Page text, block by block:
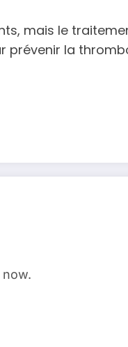
mais le
prévenir la
now.